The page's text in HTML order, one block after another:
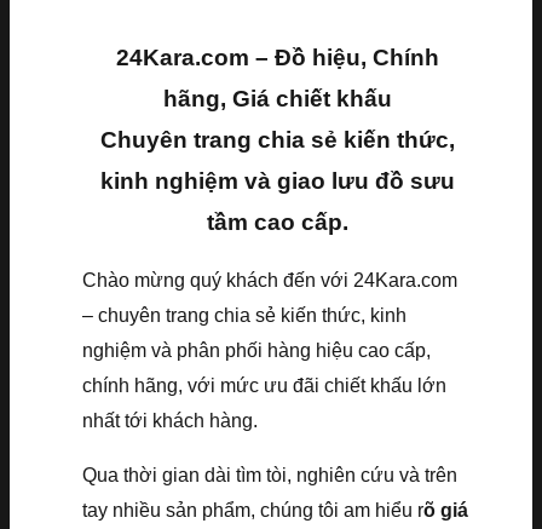
24Kara.com – Đồ hiệu, Chính
hãng, Giá chiết khấu
Chuyên trang chia sẻ kiến thức,
kinh nghiệm và giao lưu đồ sưu
tầm cao cấp.
Chào mừng quý khách đến với 24Kara.com
– chuyên trang chia sẻ kiến thức, kinh
nghiệm và phân phối hàng hiệu cao cấp,
chính hãng, với mức ưu đãi chiết khấu lớn
nhất tới khách hàng.
Qua thời gian dài tìm tòi, nghiên cứu và trên
tay nhiều sản phẩm, chúng tôi am hiểu rõ giá